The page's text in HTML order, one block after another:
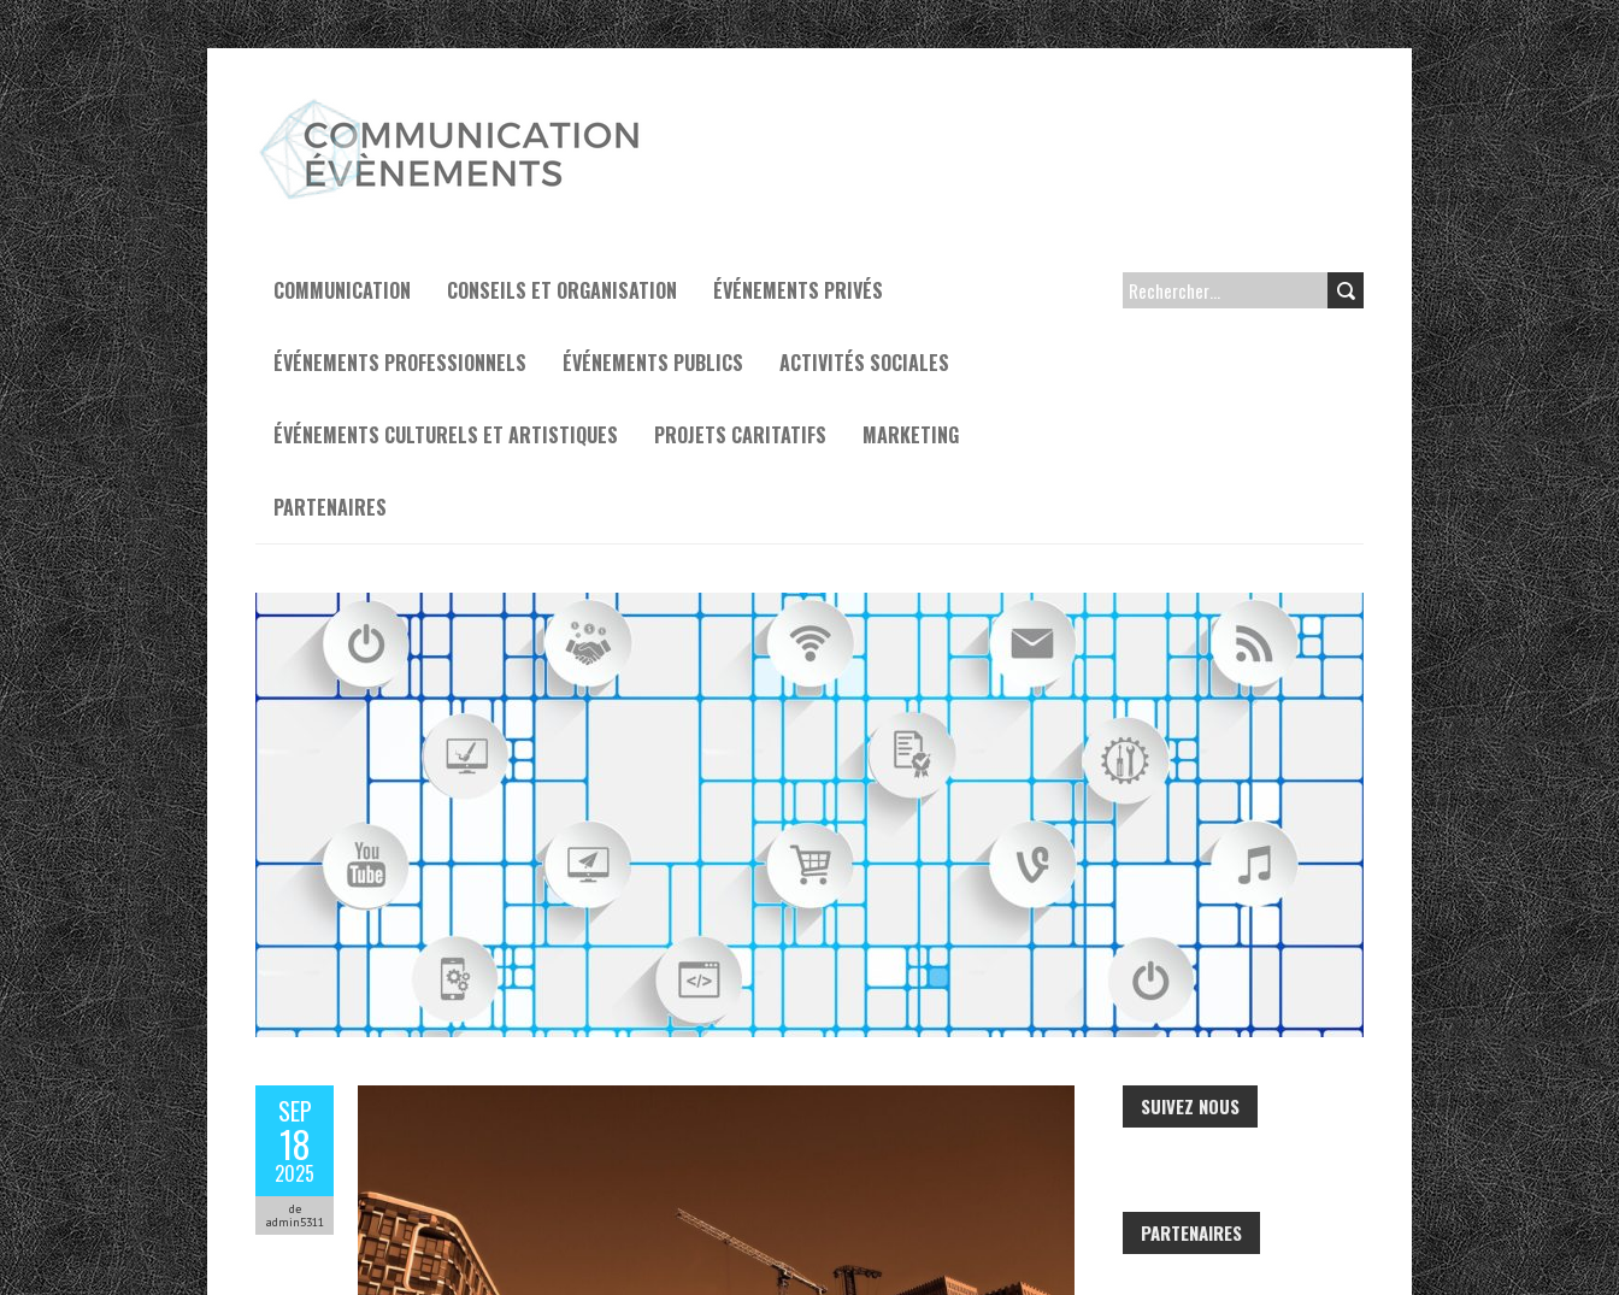
COMMUNICATION CONSEILS ET ORGANISATION ÉVÉNEMENTS PRIVÉS
ÉVÉNEMENTS PROFESSIONNELS ÉVÉNEMENTS PUBLICS ACTIVITÉS SOCIALES
ÉVÉNEMENTS CULTURELS ET ARTISTIQUES PROJETS CARITATIFS MARKETING
PARTENAIRES
RECHERCHER :
SEP
18
2025
de
admin5311
SUIVEZ NOUS
PARTENAIRES